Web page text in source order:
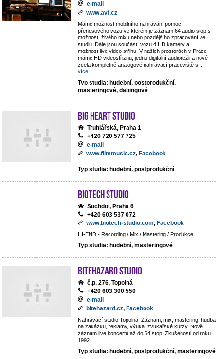
e-mail
www.avf.cz
Máme možnost mobilního nahrávání pomocí
přenosového vozu ve kterém je záznam 64 audio stop s
možností živého mixu nebo pozdějšího zpracování ve
studiu. Dále jsou součástí vozu 4 HD kamery a
možnost live video střihu. V našich prostorách v Praze
máme HD videostřiznu, jednu digitální audiorežii a nové
zcela kompletně analogové nahrávací pracoviště s
více
Typ studia: hudební, postprodukční,
masteringové, dabingové
Big Heart Studio
Truhlářská, Praha 1
+420 720 577 725
e-mail
www.filmmusic.cz, Facebook
Typ studia: hudební, postprodukční
BIOTECH STUDIO
Suchdol, Praha 6
+420 603 537 072
www.biotech-studio.com, Facebook
HI-END - Recording / Mix / Mastering / Produkce
Typ studia: hudební, masteringové
BiteHazard Studio
č.p. 276, Topolná
+420 603 300 550
e-mail
bitehazard.cz, Facebook
Nahrávací studio Topolná. Záznam, mix, mastering, hudba
na zakázku, reklamy, výuka, zvukařské kurzy. Nově
záznam live koncertů až do 64 stop. Zkušenosti od roku
1992.
Typ studia: hudební, postprodukční, masteringové